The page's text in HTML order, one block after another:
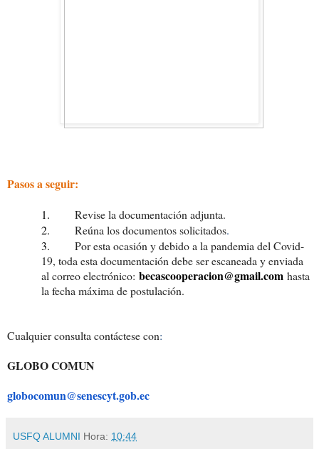
Pasos a seguir:
1.
Revise la documentación adjunta.
2.
Reúna los documentos solicitados.
3.
Por esta ocasión y debido a la pandemia del Covid-
19, toda esta documentación debe ser escaneada y enviada
al correo electrónico: becascooperacion@gmail.com hasta
la fecha máxima de postulación.
Cualquier consulta contáctese con:
GLOBO COMUN
globocomun@senescyt.gob.ec
USFQ ALUMNI Hora: 10:44